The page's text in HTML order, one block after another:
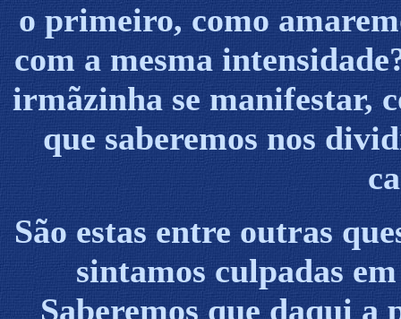
o primeiro, como
com a mesma
irmãzinha se manifestar,
que saberemos nos
São estas entre outras
sintamos culpadas
Saberemos que daqui a